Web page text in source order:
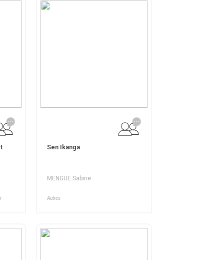
Sen Ikanga
MENGUE Sabine
Autres